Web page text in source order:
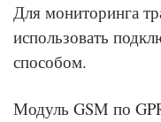
Для мониторинга
использовать
способом.
Модуль GSM по